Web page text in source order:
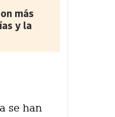
más
y la
se han